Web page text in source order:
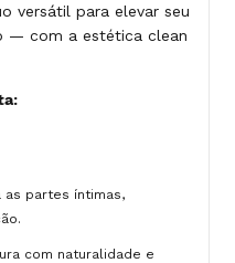
versátil para elevar seu
— com a estética clean
as partes íntimas,
com naturalidade e